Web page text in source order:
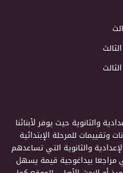
والثانوية حيث يوفر لأبنائنا
وتقييمات للمرحلة الإبتدائية
والثانوية التي تساعدهم
مراجعا بيداغوجية قيمة يسهل